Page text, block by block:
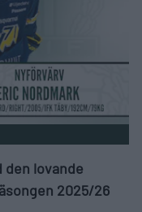
lovande
2025/26